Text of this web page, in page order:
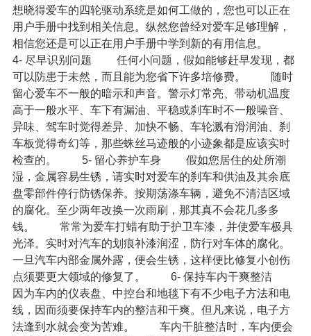
想晓得爱车的四轮驱动系统是如何工做的，您也可以正在
用户手册中找到相关信息。纵然您曾经对爱车足够理解，
相信您还是可以正在用户手册中学到新的有用信息。
4- 尽早识别问题
任何小问题，假如能够赶早发现，都
可以防患于未然，而且能为您省下许多培修费。
随时
留心爱车不一般的暗示和声音。警示灯常亮、带动机温度
高于一般水平、车下有漏油、平稳或刹车时不一般噪音、
异味、驾车时觉得差异、加快不畅、车轮溅有滑润油、刹
车板觉得奇幻等，那些蛛丝马迹般的小迹象都是应该实时
检查的。
5- 留心养护车身
假如您居住的处所潮
湿，金属容易生锈，请实时对爱车的刹车和供油及其余底
盘零部件停行防锈保养。按期荡涤车辆，避免不清洁区域
的腐化。至少两年改换一次雨刷，那其真不会花几多多
钱。
常常为爱车打蜡有助于护卫车漆，并使爱车极具
光泽。实时对汽车的划痕补漆润涩，防行对车体的腐化。
一旦汽车内部金属外露，便会生锈，这样便比修复小创伤
点须要更大领域的修复了。
6- 保持车内干爽整洁
因为车内的仪表盘、中控台和地毯下有不少电子方法和电
线，因而须要保持车内的整洁和干爽。但凡来说，电子方
法逢到水就会变为苦难。
车内干脏整洁时，车内便会